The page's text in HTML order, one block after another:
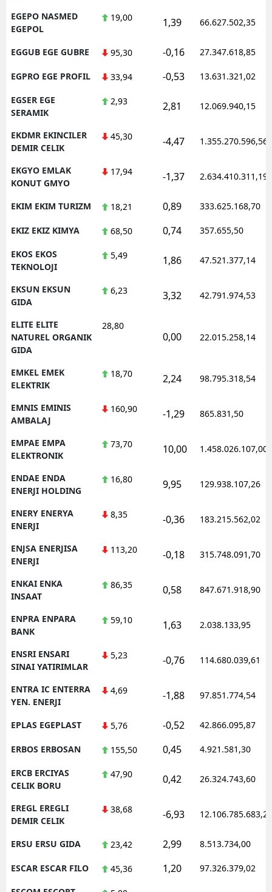
EGEPO NASMED
EGEPOL
19,00 1,39 66.627.502,35
EGGUB EGE GUBRE 95,30 -0,16 27.347.618,85
EGPRO EGE PROFIL 33,94 -0,53 13.631.321,02
EGSER EGE
SERAMIK
2,93 2,81 12.069.940,15
EKDMR EKINCILER
DEMIR CELIK
45,30 -4,47 1.355.270.596,56
EKGYO EMLAK
KONUT GMYO
17,94 -1,37 2.634.410.311,19
EKIM EKIM TURIZM 18,21 0,89 333.625.168,70
EKIZ EKIZ KIMYA 68,50 0,74 357.655,50
EKOS EKOS
TEKNOLOJI
5,49 1,86 47.521.377,14
EKSUN EKSUN
GIDA
6,23 3,32 42.791.974,53
ELITE ELITE
NATUREL ORGANIK
GIDA
28,80
0,00 22.015.258,14
EMKEL EMEK
ELEKTRIK
18,70 2,24 98.795.318,54
EMNIS EMINIS
AMBALAJ
160,90 -1,29 865.831,50
EMPAE EMPA
ELEKTRONIK
73,70 10,00 1.458.026.107,00
ENDAE ENDA
ENERJI HOLDING
16,80 9,95 129.938.107,26
ENERY ENERYA
ENERJI
8,35 -0,36 183.215.562,02
ENJSA ENERJISA
ENERJI
113,20 -0,18 315.748.091,70
ENKAI ENKA
INSAAT
86,35 0,58 847.671.918,90
ENPRA ENPARA
BANK
59,10 1,63 2.038.133,95
ENSRI ENSARI
SINAI YATIRIMLAR
5,23 -0,76 114.680.039,61
ENTRA IC ENTERRA
YEN. ENERJI
4,69 -1,88 97.851.774,54
EPLAS EGEPLAST 5,76 -0,52 42.866.095,87
ERBOS ERBOSAN 155,50 0,45 4.921.581,30
ERCB ERCIYAS
CELIK BORU
47,90 0,42 26.324.743,60
EREGL EREGLI
DEMIR CELIK
38,68 -6,93 12.106.785.683,20
ERSU ERSU GIDA 23,42 2,99 8.513.734,00
ESCAR ESCAR FILO 45,36 1,20 97.326.379,02